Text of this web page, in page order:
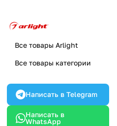
Все товары Arlight
Все товары категории
Написать в Telegram
Написать в
WhatsApp